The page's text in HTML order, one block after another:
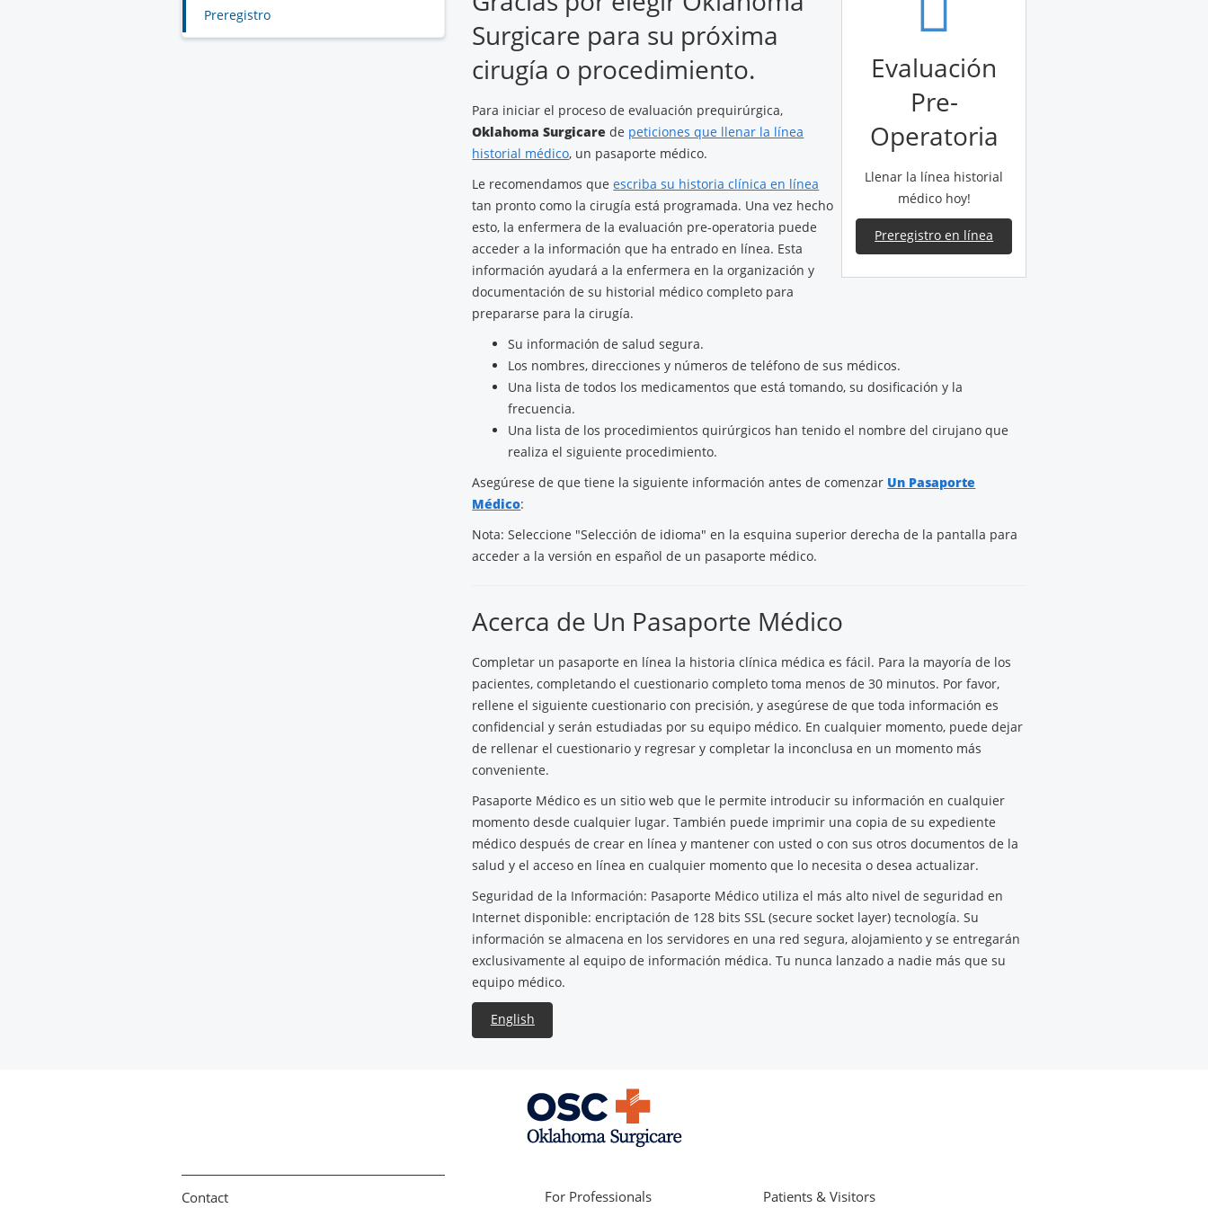
Preregistro
Evaluación
Pre-
Operatoria
Llenar la línea historial
médico hoy!
Preregistro en línea
Surgicare para su próxima
cirugía o procedimiento.
Para iniciar el proceso de evaluación prequirúrgica,
Oklahoma Surgicare de peticiones que llenar la línea
historial médico, un pasaporte médico.
Le recomendamos queescriba su historia clínica en línea
tan pronto como la cirugía está programada. Una vez hecho
esto, la enfermera de la evaluación pre-operatoria puede
acceder a la información que ha entrado en línea. Esta
información ayudará a la enfermera en la organización y
documentación de su historial médico completo para
prepararse para la cirugía.
Su información de salud segura.
Los nombres, direcciones y números de teléfono de sus médicos.
Una lista de todos los medicamentos que está tomando, su dosificación y la
frecuencia.
Una lista de los procedimientos quirúrgicos han tenido el nombre del cirujano que
realiza el siguiente procedimiento.
Asegúrese de que tiene la siguiente información antes de comenzar Un Pasaporte
Médico:
Nota: Seleccione "Selección de idioma" en la esquina superior derecha de la pantalla para
acceder a la versión en español de un pasaporte médico.
Acerca de Un Pasaporte Médico
Completar un pasaporte en línea la historia clínica médica es fácil. Para la mayoría de los
pacientes, completando el cuestionario completo toma menos de 30 minutos. Por favor,
rellene el siguiente cuestionario con precisión, y asegúrese de que toda información es
confidencial y serán estudiadas por su equipo médico. En cualquier momento, puede dejar
de rellenar el cuestionario y regresar y completar la inconclusa en un momento más
conveniente.
Pasaporte Médico es un sitio web que le permite introducir su información en cualquier
momento desde cualquier lugar. También puede imprimir una copia de su expediente
médico después de crear en línea y mantener con usted o con sus otros documentos de la
salud y el acceso en línea en cualquier momento que lo necesita o desea actualizar.
Seguridad de la Información: Pasaporte Médico utiliza el más alto nivel de seguridad en
Internet disponible: encriptación de 128 bits SSL (secure socket layer) tecnología. Su
información se almacena en los servidores en una red segura, alojamiento y se entregarán
exclusivamente al equipo de información médica. Tu nunca lanzado a nadie más que su
equipo médico.
English
Contact For Professionals Patients & Visitors